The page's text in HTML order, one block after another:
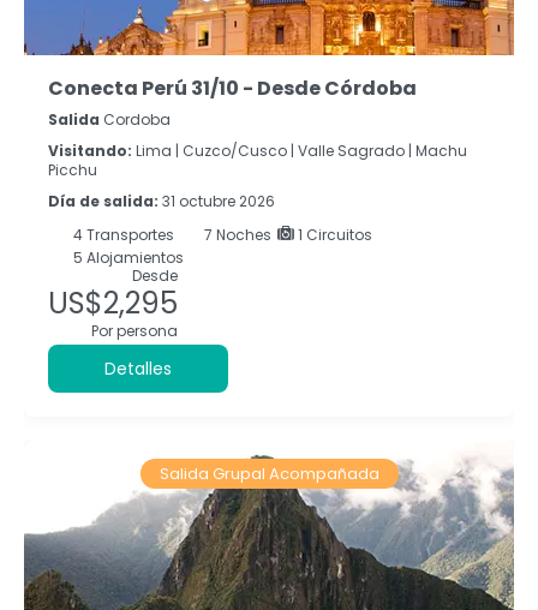
Conecta Perú 31/10 - Desde Córdoba
Salida Cordoba
Visitando: Lima | Cuzco/Cusco | Valle Sagrado | Machu
Picchu
Día de salida: 31 octubre 2026
4Transportes 7 Noches
1 Circuitos
5 Alojamientos
Desde
US$2,295
Por persona
Detalles
Salida Grupal Acompañada